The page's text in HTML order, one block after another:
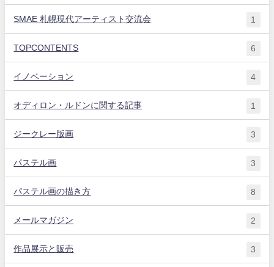
SMAE 札幌現代アーティスト交流会 1
TOPCONTENTS 6
イノベーション 4
オディロン・ルドンに関する記事 1
ジークレー版画 3
パステル画 3
パステル画の描き方 8
メールマガジン 2
作品展示と販売 3